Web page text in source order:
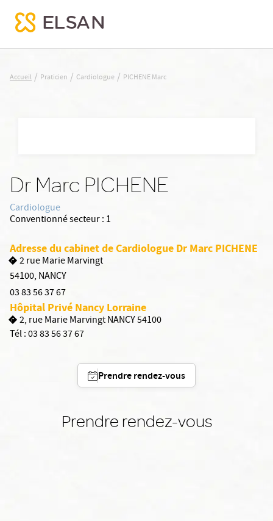
PICHENE Marc
Accueil / Praticien / Cardiologue / PICHENE Marc
Dr Marc PICHENE
Cardiologue
Conventionné secteur : 1
Adresse du cabinet de Cardiologue Dr Marc PICHENE
2 rue Marie Marvingt
54100, NANCY
03 83 56 37 67
Hôpital Privé Nancy Lorraine
2, rue Marie Marvingt NANCY 54100
Tél :03 83 56 37 67
Prendre rendez-vous
Prendre rendez-vous